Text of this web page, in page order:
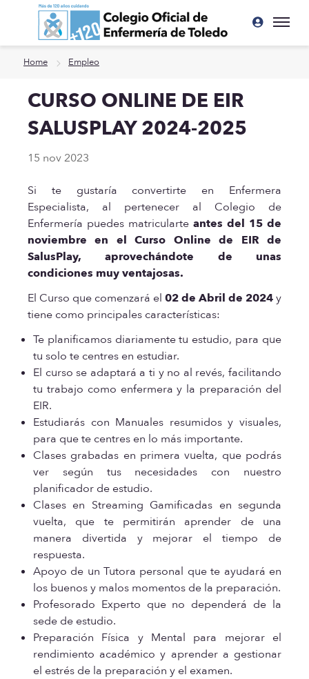
Ir a contenido principal
Home Empleo
CURSO ONLINE DE EIR
SALUSPLAY 2024-2025
15 nov 2023
Si te gustaría convertirte en Enfermera
Especialista, al pertenecer al Colegio de
Enfermería puedes matricularte antes del 15 de
noviembre en el Curso Online de EIR de
SalusPlay, aprovechándote de unas
condiciones muy ventajosas.
El Curso que comenzará el 02 de Abril de 2024y
tiene como principales características:
Te planificamos diariamente tu estudio, para que
tu solo te centres en estudiar.
El curso se adaptará a ti y no al revés, facilitando
tu trabajo como enfermera y la preparación del
EIR.
Estudiarás con Manuales resumidos y visuales,
para que te centres en lo más importante.
Clases grabadas en primera vuelta, que podrás
ver según tus necesidades con nuestro
planificador de estudio.
Clases en Streaming Gamificadas en segunda
vuelta, que te permitirán aprender de una
manera divertida y mejorar el tiempo de
respuesta.
Apoyo de un Tutora personal que te ayudará en
los buenos y malos momentos de la preparación.
Profesorado Experto que no dependerá de la
sede de estudio.
Preparación Física y Mental para mejorar el
rendimiento académico y aprender a gestionar
el estrés de la preparación y el examen.